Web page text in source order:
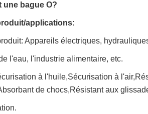
une bague O?
applications:
Appareils électriques,
l'eau, l'industrie alimentaire, etc.
à l'huile,Sécurisation à
de chocs,Résistant aux